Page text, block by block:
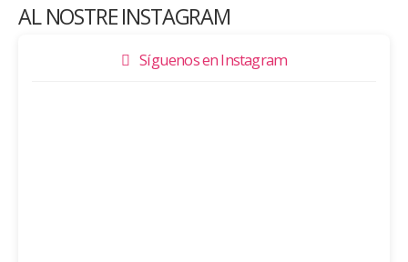
AL NOSTRE INSTAGRAM
Síguenos en Instagram